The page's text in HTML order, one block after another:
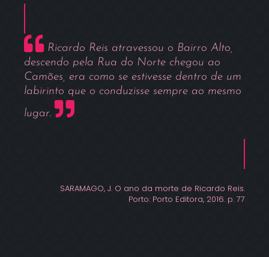
Ricardo Reis atravessou o Bairro Alto,
descendo pela Rua do Norte chegou ao
Camões, era como se estivesse dentro de um
labirinto que o conduzisse sempre ao mesmo
lugar.
SARAMAGO, J. O ano da morte de Ricardo Reis.
Porto: Porto Editora, 2016. p. 77